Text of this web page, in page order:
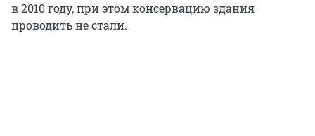
в 2010 году, при этом консервацию здания
проводить не стали.